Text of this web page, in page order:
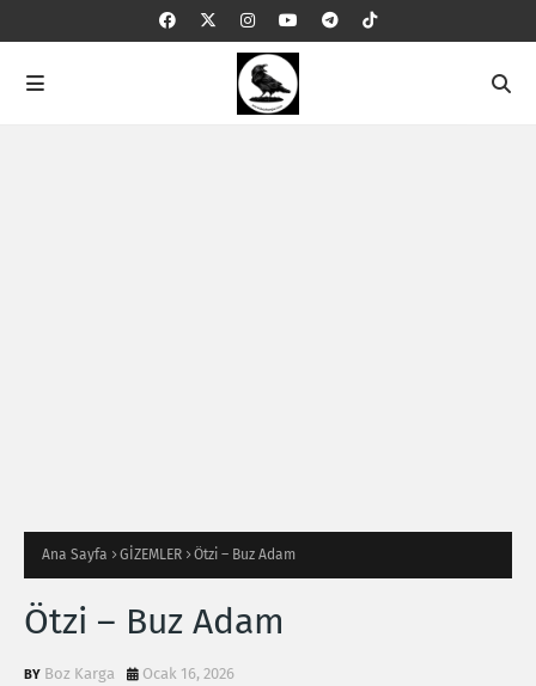
Ana Sayfa GİZEMLER Ötzi – Buz Adam
Ötzi – Buz Adam
Boz Karga Ocak 16, 2026